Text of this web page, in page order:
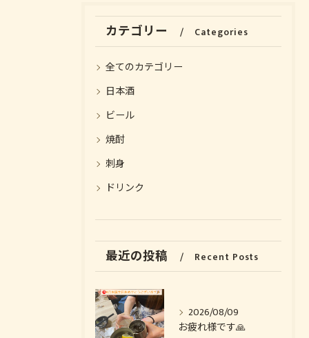
カテゴリー Categories
全てのカテゴリー
日本酒
ビール
焼酎
刺身
ドリンク
最近の投稿 Recent Posts
2026/08/09
お疲れ様です🙏